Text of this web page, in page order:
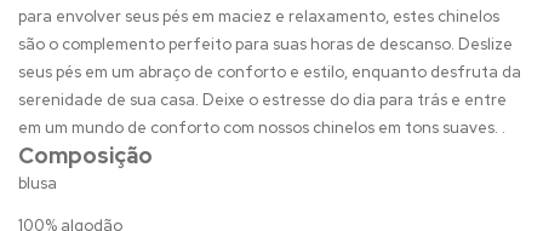
para envolver seus pés em maciez e relaxamento, estes chinelos
são o complemento perfeito para suas horas de descanso. Deslize
seus pés em um abraço de conforto e estilo, enquanto desfruta da
serenidade de sua casa. Deixe o estresse do dia para trás e entre
em um mundo de conforto com nossos chinelos em tons suaves. .
Composição
blusa
100% algodão